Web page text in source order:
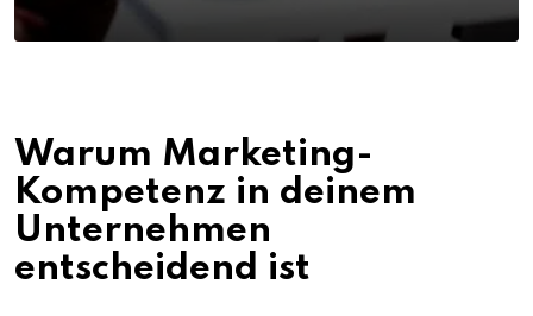
Warum Marketing-
Kompetenz in deinem
Unternehmen
entscheidend ist